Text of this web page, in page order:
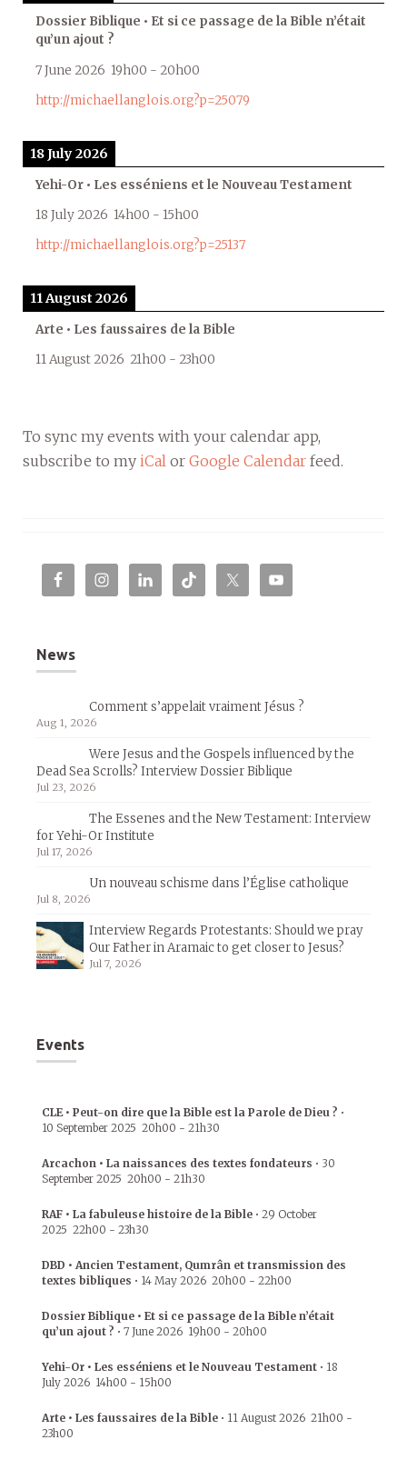
Dossier Biblique • Et si ce passage de la Bible n’était
qu’un ajout ?
7 June 2026 19h00 - 20h00
http://michaellanglois.org?p=25079
18 July 2026
Yehi-Or • Les esséniens et le Nouveau Testament
18 July 2026 14h00 - 15h00
http://michaellanglois.org?p=25137
11 August 2026
Arte • Les faussaires de la Bible
11 August 2026 21h00 - 23h00
To sync my events with your calendar app,
subscribe to my iCal or Google Calendar feed.
News
Comment s’appelait vraiment Jésus ?
Aug 1, 2026
Were Jesus and the Gospels influenced by the
Dead Sea Scrolls? Interview Dossier Biblique
Jul 23, 2026
The Essenes and the New Testament: Interview
for Yehi-Or Institute
Jul 17, 2026
Un nouveau schisme dans l’Église catholique
Jul 8, 2026
Interview Regards Protestants: Should we pray
Our Father in Aramaic to get closer to Jesus?
Jul 7, 2026
Events
CLE • Peut-on dire que la Bible est la Parole de Dieu ? •
10 September 2025 20h00 - 21h30
Arcachon • La naissances des textes fondateurs • 30
September 2025 20h00 - 21h30
RAF • La fabuleuse histoire de la Bible • 29 October
2025 22h00 - 23h30
DBD • Ancien Testament, Qumrân et transmission des
textes bibliques • 14 May 2026 20h00 - 22h00
Dossier Biblique • Et si ce passage de la Bible n’était
qu’un ajout ? • 7 June 2026 19h00 - 20h00
Yehi-Or • Les esséniens et le Nouveau Testament • 18
July 2026 14h00 - 15h00
Arte • Les faussaires de la Bible • 11 August 2026 21h00 -
23h00